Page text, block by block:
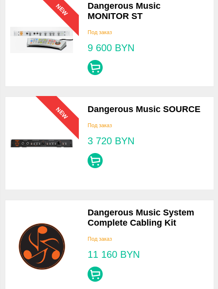
NEW
Dangerous Music
MONITOR ST
Под заказ
9 600 BYN
NEW Dangerous Music SOURCE
Под заказ
3 720 BYN
Dangerous Music System
Complete Cabling Kit
Под заказ
11 160 BYN